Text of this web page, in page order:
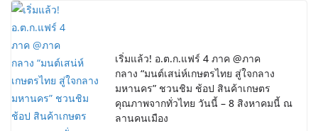
เริ่มแล้ว! อ.ต.ก.แฟร์ 4 ภาค @ภาค
กลาง “มนต์เสน่ห์เกษตรไทย สู่ใจกลาง
มหานคร” ชวนชิม ช้อป สินค้าเกษตร
คุณภาพจากทั่วไทย วันนี้ – 8 สิงหาคมนี้ ณ
ลานคนเมือง